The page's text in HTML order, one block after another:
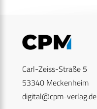
Carl-Zeiss-Straße 5
53340 Meckenheim
digital@cpm-verlag.de